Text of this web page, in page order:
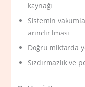
kaynağı
Sistemin
arındırılması
Doğru miktarda
Sızdırmazlık ve